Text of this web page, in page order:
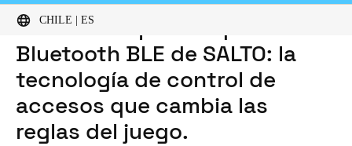
CHILE | ES
Elija su ubicación y configuración de idioma
Global Europe North America Caribbean -
Chile|Español
CERRADURAS PARA TAQUILLAS XS4 BLUETOOTH BLE DE SALTO: LA TECNOLOGÍA DE CONTROL DE ACCESOS QUE CAMBIA LAS REGLAS DEL JUEGO.
Cerraduras para taquillas XS4
Bluetooth BLE de SALTO: la
tecnología de control de
accesos que cambia las
reglas del juego.